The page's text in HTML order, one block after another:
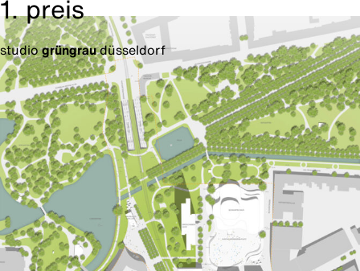
1. preis
studiogrüngraudüsseldorf